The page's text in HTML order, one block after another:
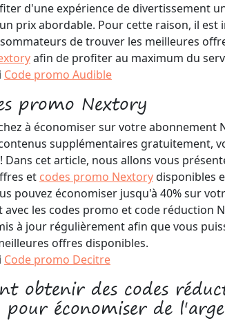
d'une expérience de divertissement
prix abordable. Pour cette raison, il est
de trouver les meilleures
afin de profiter au maximum du
Code promo Audible
promo Nextory
à économiser sur votre abonnement
supplémentaires gratuitement,
Dans cet article, nous allons vous
et codes promo Nextorydisponibles
pouvez économiser jusqu'à 40% sur
les codes promo et code réduction
à jour régulièrement afin que vous
offres disponibles.
Code promo Decitre
obtenir des codes
pour économiser de